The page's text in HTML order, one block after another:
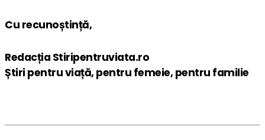
Cu recunoștință,
Redacția Stiripentruviata.ro
Știri pentru viață, pentru femeie, pentru familie